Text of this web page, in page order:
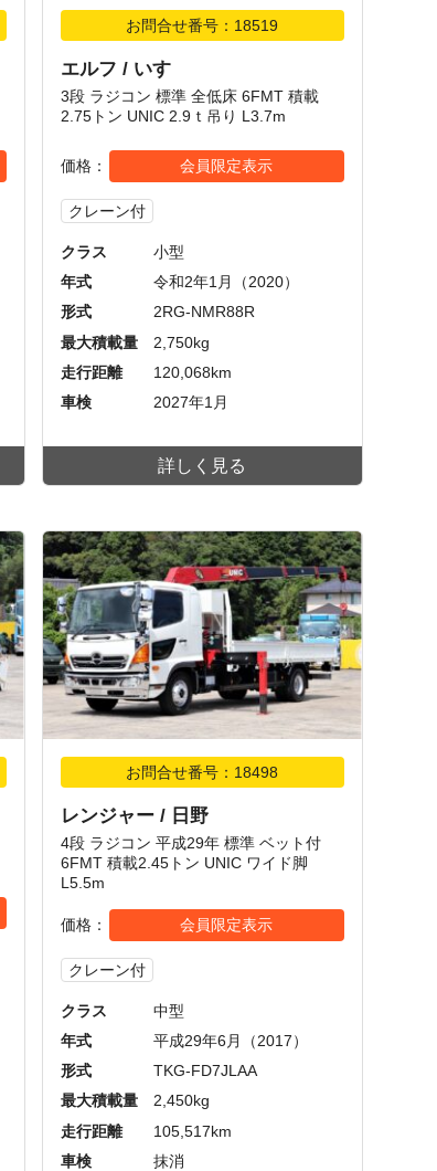
お問合せ番号：18519
エルフ / いすゞ
3段 ラジコン 標準 全低床 6FMT 積載
2.75トン UNIC 2.9ｔ吊り L3.7m
価格 会員限定表示
クレーン付
クラス
小型
年式
令和2年1月（2020）
形式
2RG-NMR88R
最大積載量
2,750kg
走行距離
120,068km
車検
2027年1月
詳しく見る
お問合せ番号：18498
レンジャー / 日野
4段 ラジコン 平成29年 標準 ベット付
6FMT 積載2.45トン UNIC ワイド脚
L5.5m
価格 会員限定表示
クレーン付
クラス
中型
年式
平成29年6月（2017）
形式
TKG-FD7JLAA
最大積載量
2,450kg
走行距離
105,517km
車検
抹消